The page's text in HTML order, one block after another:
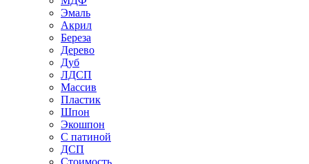
Эмаль
Акрил
Береза
Дерево
Дуб
ЛДСП
Массив
Пластик
Шпон
Экошпон
С патиной
ДСП
Стоимость